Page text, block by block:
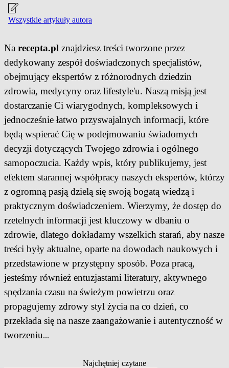
Wszystkie artykuły autora
Na recepta.pl znajdziesz treści tworzone przez
dedykowany zespół doświadczonych specjalistów,
obejmujący ekspertów z różnorodnych dziedzin
zdrowia, medycyny oraz lifestyle'u. Naszą misją jest
dostarczanie Ci wiarygodnych, kompleksowych i
jednocześnie łatwo przyswajalnych informacji, które
będą wspierać Cię w podejmowaniu świadomych
decyzji dotyczących Twojego zdrowia i ogólnego
samopoczucia. Każdy wpis, który publikujemy, jest
efektem starannej współpracy naszych ekspertów, którzy
z ogromną pasją dzielą się swoją bogatą wiedzą i
praktycznym doświadczeniem. Wierzymy, że dostęp do
rzetelnych informacji jest kluczowy w dbaniu o
zdrowie, dlatego dokładamy wszelkich starań, aby nasze
treści były aktualne, oparte na dowodach naukowych i
przedstawione w przystępny sposób. Poza pracą,
jesteśmy również entuzjastami literatury, aktywnego
spędzania czasu na świeżym powietrzu oraz
propagujemy zdrowy styl życia na co dzień, co
przekłada się na nasze zaangażowanie i autentyczność w
tworzeniu...
Najchętniej czytane